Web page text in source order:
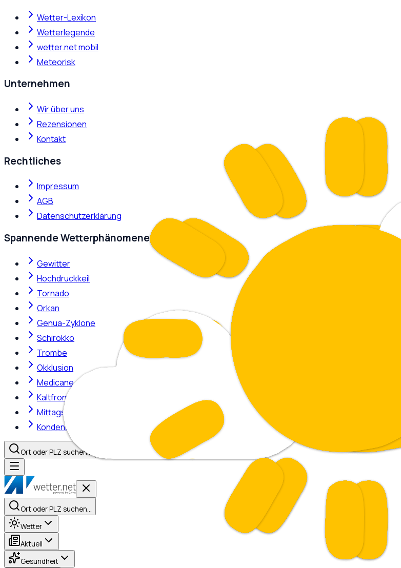
Wetter-Lexikon
Wetterlegende
wetter.net mobil
Meteorisk
Unternehmen
Wir über uns
Rezensionen
Kontakt
Rechtliches
Impressum
AGB
Datenschutzerklärung
Spannende Wetterphänomene
Gewitter
Hochdruckkeil
Tornado
Orkan
Genua-Zyklone
Schirokko
Trombe
Okklusion
Medicane
Kaltfront
Mittagshitze
Kondensstreifen
Ort oder PLZ suchen…
Ort oder PLZ suchen…
Wetter
Aktuell
Gesundheit